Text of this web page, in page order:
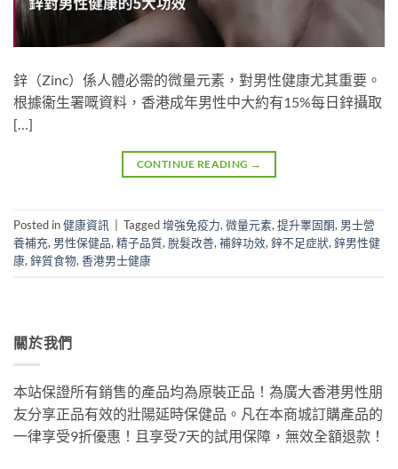
鋅（Zinc）係人體必需的微量元素，對男性健康尤其重要。
根據衞生署嘅資料，香港成年男性中大約有15%每日鋅攝取
[…]
CONTINUE READING →
Posted in健康資訊 Tagged增強免疫力,微量元素,提升睪固酮, 男士營
養補充, 男性保健品,精子品質,脫髮改善,補鋅功效,鋅不足症狀,鋅男性健
康,鋅質食物,香港男士健康
關於我們
本站保證所有銷售的產品均為原裝正品！為廣大香港男性朋
友分享正品有效的壯陽延時保健品。凡在本商城訂購產品的
一律享受9折優惠！且享受7天的試用保障，無效全額退款！